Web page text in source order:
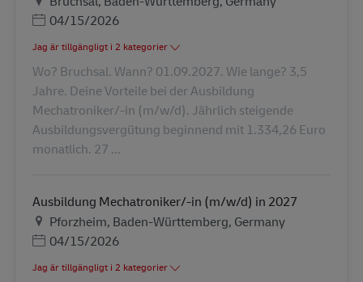
Posted Date
04/15/2026
Jag är tillgängligt i 2 kategorier
Wo? Bruchsal. Wann? 01.09.2027. Wie lange? 3,5
Jahre. Deine Vorteile bei der Ausbildung
Mechatroniker/-in (m/w/d). Jährlich steigende
Ausbildungsvergütung beginnend mit 1.334,26 Euro
monatlich. 27 ...
Ausbildung Mechatroniker/-in (m/w/d) in 2027
PlatsPforzheim, Baden-Württemberg, Germany
Posted Date
04/15/2026
Jag är tillgängligt i 2 kategorier